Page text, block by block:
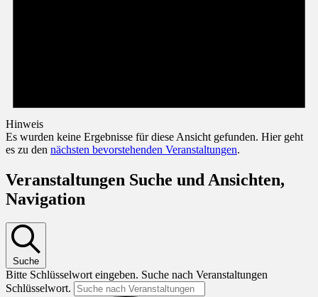
Hinweis
Es wurden keine Ergebnisse für diese Ansicht gefunden. Hier geht
es zu den nächsten bevorstehenden Veranstaltungen.
Veranstaltungen Suche und Ansichten,
Navigation
Suche
Bitte Schlüsselwort eingeben. Suche nach Veranstaltungen
Schlüsselwort.